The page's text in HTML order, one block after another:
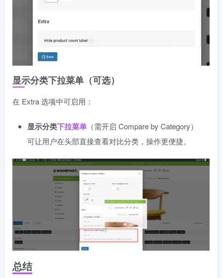
显示分类下拉菜单（可选）
在 Extra 选项中可启用：
显示分类下拉菜单 （需开启 Compare by Category）
可让用户在头部直接查看对比分类，操作更便捷。
总结